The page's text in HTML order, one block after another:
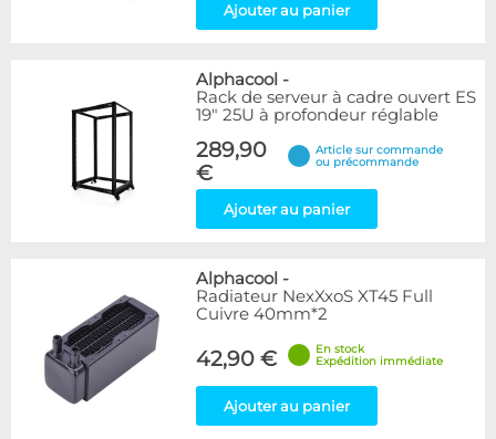
Ajouter au panier
Alphacool -
Rack de serveur à cadre ouvert ES
19" 25U à profondeur réglable
289,90
€
Article sur commande
ou précommande
Ajouter au panier
Alphacool -
Radiateur NexXxoS XT45 Full
Cuivre 40mm*2
42,90 €
En stock
Expédition immédiate
Ajouter au panier